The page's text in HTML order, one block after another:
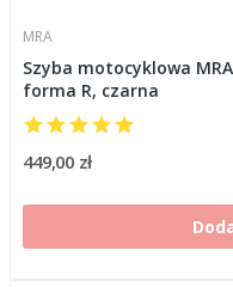
MRA
Szyba motocyklowa MRA
forma R, czarna
449,00 zł